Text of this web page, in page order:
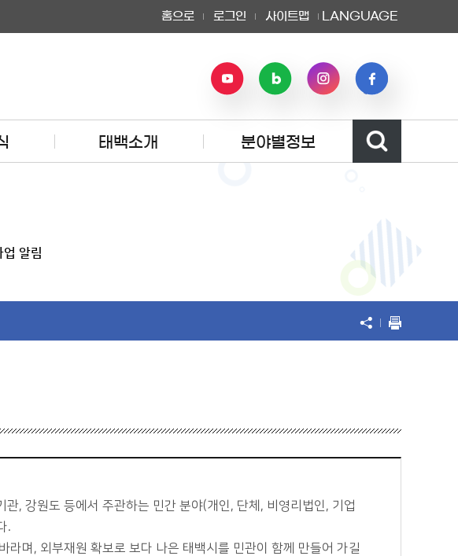
홈으로 로그인 사이트맵 LANGUAGE
태백소개 분야별정보
업 알림
관, 강원도 등에서 주관하는 민간 분야(개인, 단체, 비영리법인, 기업
.
라며, 외부재원 확보로 보다 나은 태백시를 민관이 함께 만들어 가길